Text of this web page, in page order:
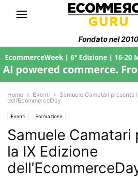
Fondato nel 2010
Home Eventi
Samuele Camatari presenta
dell’EcommerceDay
Eventi Formazione
Samuele Camatari
la IX Edizione